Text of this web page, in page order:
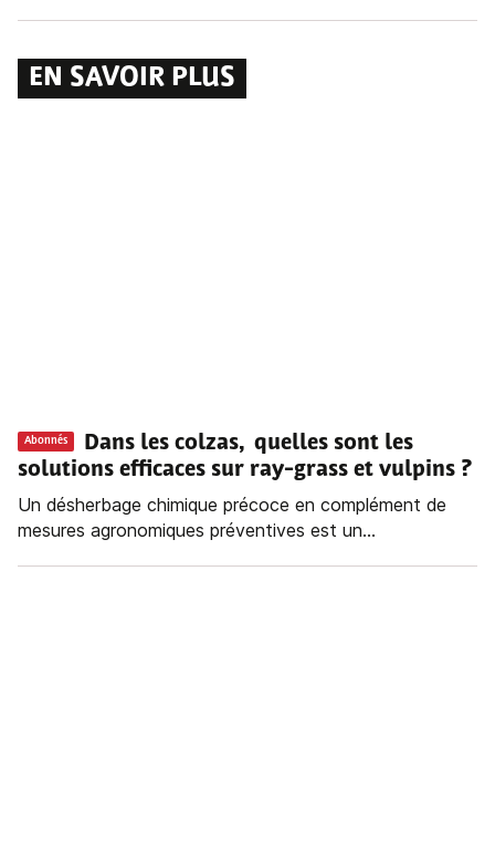
EN SAVOIR PLUS
Abonnés
Dans les colzas, quelles sont les
solutions efficaces sur ray-grass et vulpins ?
Un désherbage chimique précoce en complément de
mesures agronomiques préventives est un...